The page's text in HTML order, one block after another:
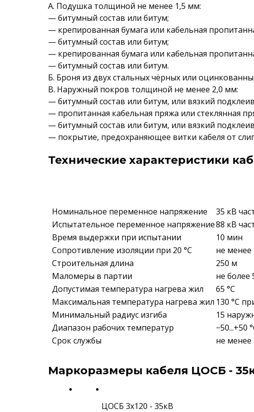
А. Подушка толщиной не менее 1,5 мм:
— битумный состав или битум;
— крепированная бумага или кабельная
— битумный состав или битум;
— крепированная бумага или кабельная
— битумный состав или битум.
Б. Броня из двух стальных чёрных или
В. Наружный покров толщиной не менее 2,0 мм:
— битумный состав или битум, или вязкий
— пропитанная кабельная пряжа или стеклянная
— битумный состав или битум, или вязкий
— покрытие, предохраняющее витки кабеля от
Технические характеристики
Номинальное переменное напряжение
35 кВ
Испытательное переменное напряжение88 кВ
Время выдержки при испытании
10 мин
Сопротивление изоляции при 20 °С
не
Строительная длина
250 м
Маломеры в партии
не более
Допустимая температура нагрева жил
65 °C
Максимальная температура нагрева жил 130 °C
Минимальный радиус изгиба
15
Диапазон рабочих температур
−50...+50
Срок службы
не менее
Маркоразмеры кабеля ЦОСБ -
ЦОСБ 3х120 - 35кВ